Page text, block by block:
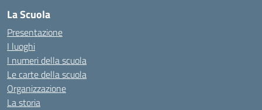
La Scuola
Presentazione
I luoghi
I numeri della scuola
Le carte della scuola
Organizzazione
La storia